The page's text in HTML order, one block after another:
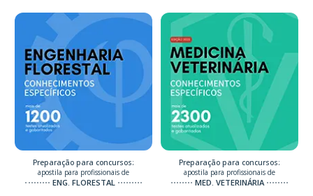
Preparação para concursos:
apostila para profissionais de
ENG. FLORESTAL
Preparação para concursos:
apostila para profissionais de
MED. VETERINÁRIA